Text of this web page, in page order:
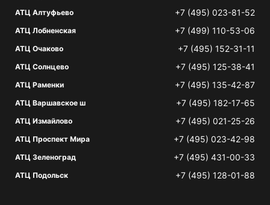
АТЦ Алтуфьево +7 (495) 023-81-52
АТЦ Лобненская +7 (499) 110-53-06
АТЦ Очаково +7 (495) 152-31-11
АТЦ Солнцево +7 (495) 125-38-41
АТЦ Раменки +7 (495) 135-42-87
АТЦ Варшавское ш +7 (495) 182-17-65
АТЦ Измайлово +7 (495) 021-25-26
АТЦ Проспект Мира +7 (495) 023-42-98
АТЦ Зеленоград +7 (495) 431-00-33
АТЦ Подольск +7 (495) 128-01-88